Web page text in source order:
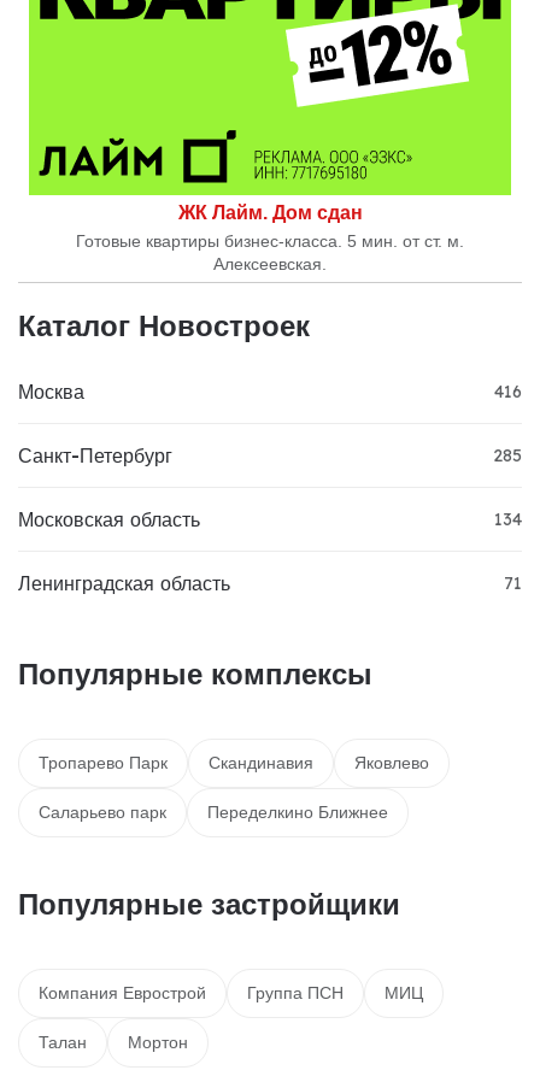
ЖК Лайм. Дом сдан
Готовые квартиры бизнес-класса. 5 мин. от ст. м.
Алексеевская.
Каталог Новостроек
Москва 416
Санкт-Петербург 285
Московская область 134
Ленинградская область 71
Популярные комплексы
Тропарево Парк Скандинавия Яковлево
Саларьево парк Переделкино Ближнее
Популярные застройщики
Компания Еврострой Группа ПСН МИЦ
Талан Мортон